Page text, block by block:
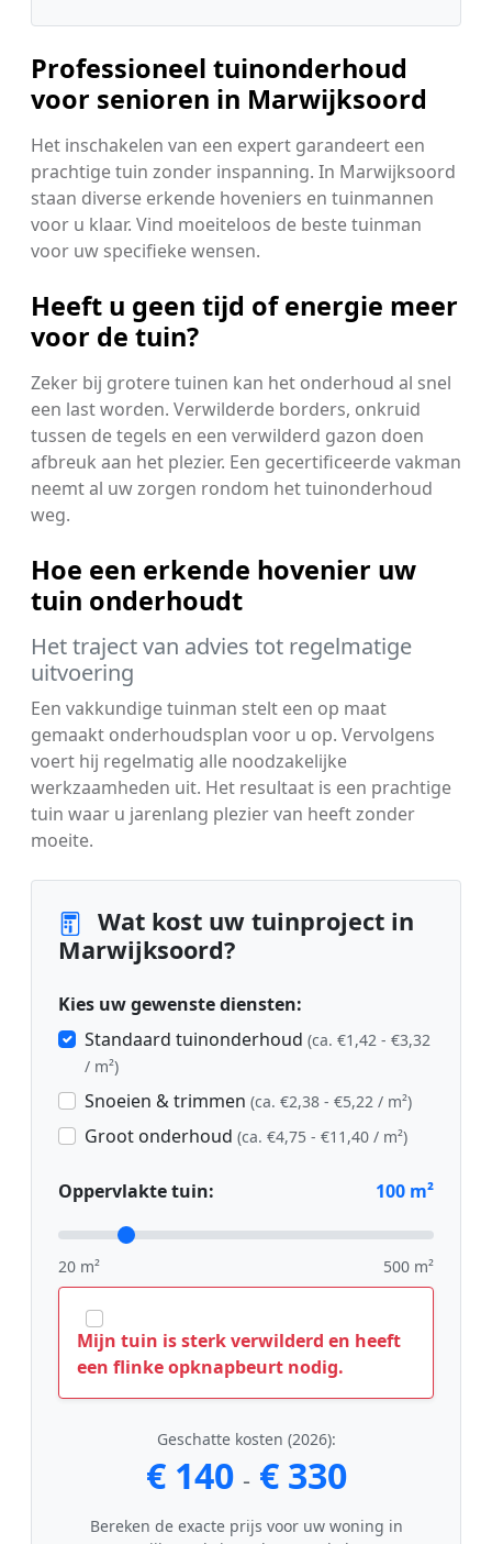
Professioneel tuinonderhoud
voor senioren in Marwijksoord
Het inschakelen van een expert garandeert een
prachtige tuin zonder inspanning. In Marwijksoord
staan diverse erkende hoveniers en tuinmannen
voor u klaar. Vind moeiteloos de beste tuinman
voor uw specifieke wensen.
Heeft u geen tijd of energie meer
voor de tuin?
Zeker bij grotere tuinen kan het onderhoud al snel
een last worden. Verwilderde borders, onkruid
tussen de tegels en een verwilderd gazon doen
afbreuk aan het plezier. Een gecertificeerde vakman
neemt al uw zorgen rondom het tuinonderhoud
weg.
Hoe een erkende hovenier uw
tuin onderhoudt
Het traject van advies tot regelmatige
uitvoering
Een vakkundige tuinman stelt een op maat
gemaakt onderhoudsplan voor u op. Vervolgens
voert hij regelmatig alle noodzakelijke
werkzaamheden uit. Het resultaat is een prachtige
tuin waar u jarenlang plezier van heeft zonder
moeite.
Wat kost uw tuinproject in
Marwijksoord?
Kies uw gewenste diensten:
Standaard tuinonderhoud (ca. €1,42 - €3,32
/ m²)
Snoeien & trimmen (ca. €2,38 - €5,22 / m²)
Groot onderhoud (ca. €4,75 - €11,40 / m²)
Oppervlakte tuin: 100 m²
20 m² 500 m²
Mijn tuin is sterk verwilderd en heeft
een flinke opknapbeurt nodig.
Geschatte kosten (2026):
€ 140 - € 330
Bereken de exacte prijs voor uw woning in